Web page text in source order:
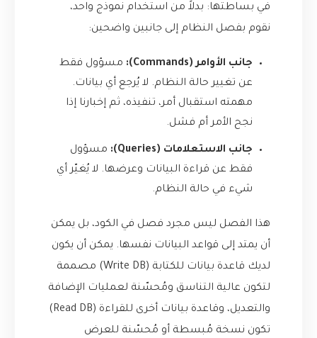
في بساطتها: بدلاً من استخدام نموذج واحد،
نقوم بفصل النظام إلى جانبين واضحين:
جانب الأوامر (Commands):
مسؤول فقط
عن تغيير حالة النظام. لا يُرجع أي بيانات.
مهمته استقبال أمر، تنفيذه، ثم إخبارنا إذا
نجح الأمر أم فشل.
جانب الاستعلامات (Queries):
مسؤول
فقط عن قراءة البيانات وعرضها. لا يُغيّر أي
شيء في حالة النظام.
هذا الفصل ليس مجرد فصل في الكود، بل يمكن
أن يمتد إلى قواعد البيانات نفسها. يمكن أن يكون
لديك قاعدة بيانات للكتابة (Write DB) مصممة
لتكون عالية التناسق ومُحسّنة لعمليات الإضافة
والتعديل، وقاعدة بيانات أخرى للقراءة (Read DB)
تكون نسخة مُبسطة أو مُحسّنة للعرض